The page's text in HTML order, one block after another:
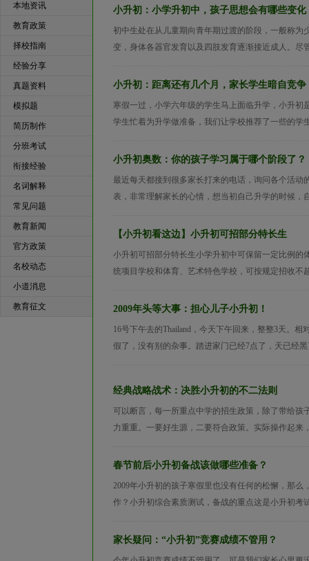
本地资讯
教育政策
择校指南
经验分享
真题资料
模拟题
简历制作
分班考试
衔接经验
名词解释
常见问题
教育新闻
官方政策
名校动态
小道消息
教育征文
小升初：小学升初中，孩子思想会有哪些变化
初中生处在从儿童期向青年期过渡的阶段，一般称
变，身体各器官发育以及四肢发育逐渐接近成人。尽
小升初：距离还有几个月，家长学生暗自竞争
寒假一过，小学六年级的学生马上面临升学，小升
学生忙着为升学做准备，我们让学校推荐了一些的学
小升初奥数：你的孩子学习属于哪个阶段了？
最近每天都接到很多家长打来的电话，询问各个活
表，非常理解家长的心情，想当初自己升学的时候，
【小升初看这边】小升初可招部分特长生
小升初可招部分特长生小学升初中可保留一定比例
统项目学校和体育、艺术特色学校，可按规定招收不
2009年头等大事：担心儿子小升初！
16号下午去的Thailand，今天下午回来，整整3天。
假了，没有别的杂事。踏进家门已经7点了，天已经
经典战略战术：决胜小升初的不二法则
可以断言，每一所重点中学的招生政策，除了带给
力重重。一要好生源，二要符合政策。实际操作起来
春节前后小升初备战该做哪些准备？
2009年小升初的孩子寒假里也没有任何的松懈，那么
作？小升初综合素质测试，备战的重点这是小升初考
家长疑问：“小升初”竞赛成绩不管用？